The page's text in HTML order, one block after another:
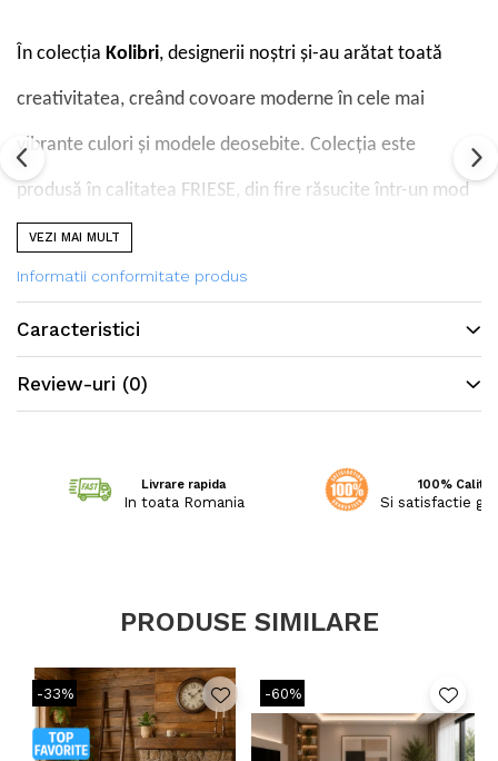
În colecția Kolibri, designerii noștri și-au arătat toată
creativitatea, creând covoare moderne în cele mai
vibrante culori și modele deosebite. Colecția este
produsă în calitatea FRIESE, din fire răsucite într-un mod
special, ceea ce permite să confere covoarelor o textură
și strălucire deosebită.
VEZI MAI MULT
Informatii conformitate produs
Caracteristici
Review-uri (0)
Livrare rapida
In toata Romania
100%
Si satisfactie
PRODUSE SIMILARE
-33% -60%